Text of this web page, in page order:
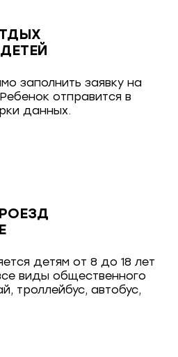
заполнить заявку на
отправится в
данных.
детям от 8 до 18 лет
виды общественного
троллейбус, автобус,